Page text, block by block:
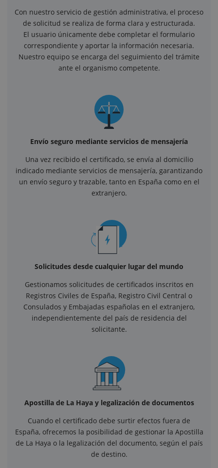
Con nuestro servicio de gestión administrativa, el proceso
de solicitud se realiza de forma clara y estructurada.
El usuario únicamente debe completar el formulario
correspondiente y aportar la información necesaria.
Nuestro equipo se encarga del seguimiento del trámite
ante el organismo competente.
Envío seguro mediante servicios de mensajería
Una vez recibido el certificado, se envía al domicilio
indicado mediante servicios de mensajería, garantizando
un envío seguro y trazable, tanto en España como en el
extranjero.
Solicitudes desde cualquier lugar del mundo
Gestionamos solicitudes de certificados inscritos en
Registros Civiles de España, Registro Civil Central o
Consulados y Embajadas españolas en el extranjero,
independientemente del país de residencia del
solicitante.
Apostilla de La Haya y legalización de documentos
Cuando el certificado debe surtir efectos fuera de
España, ofrecemos la posibilidad de gestionar la Apostilla
de La Haya o la legalización del documento, según el país
de destino.